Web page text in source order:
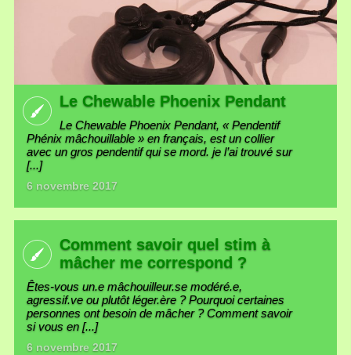
Le Chewable Phoenix Pendant
Le Chewable Phoenix Pendant, « Pendentif
Phénix mâchouillable » en français, est un collier
avec un gros pendentif qui se mord. je l’ai trouvé sur
[...]
6 novembre 2017
Comment savoir quel stim à
mâcher me correspond ?
Êtes-vous un.e mâchouilleur.se modéré.e,
agressif.ve ou plutôt léger.ère ? Pourquoi certaines
personnes ont besoin de mâcher ? Comment savoir
si vous en [...]
6 novembre 2017